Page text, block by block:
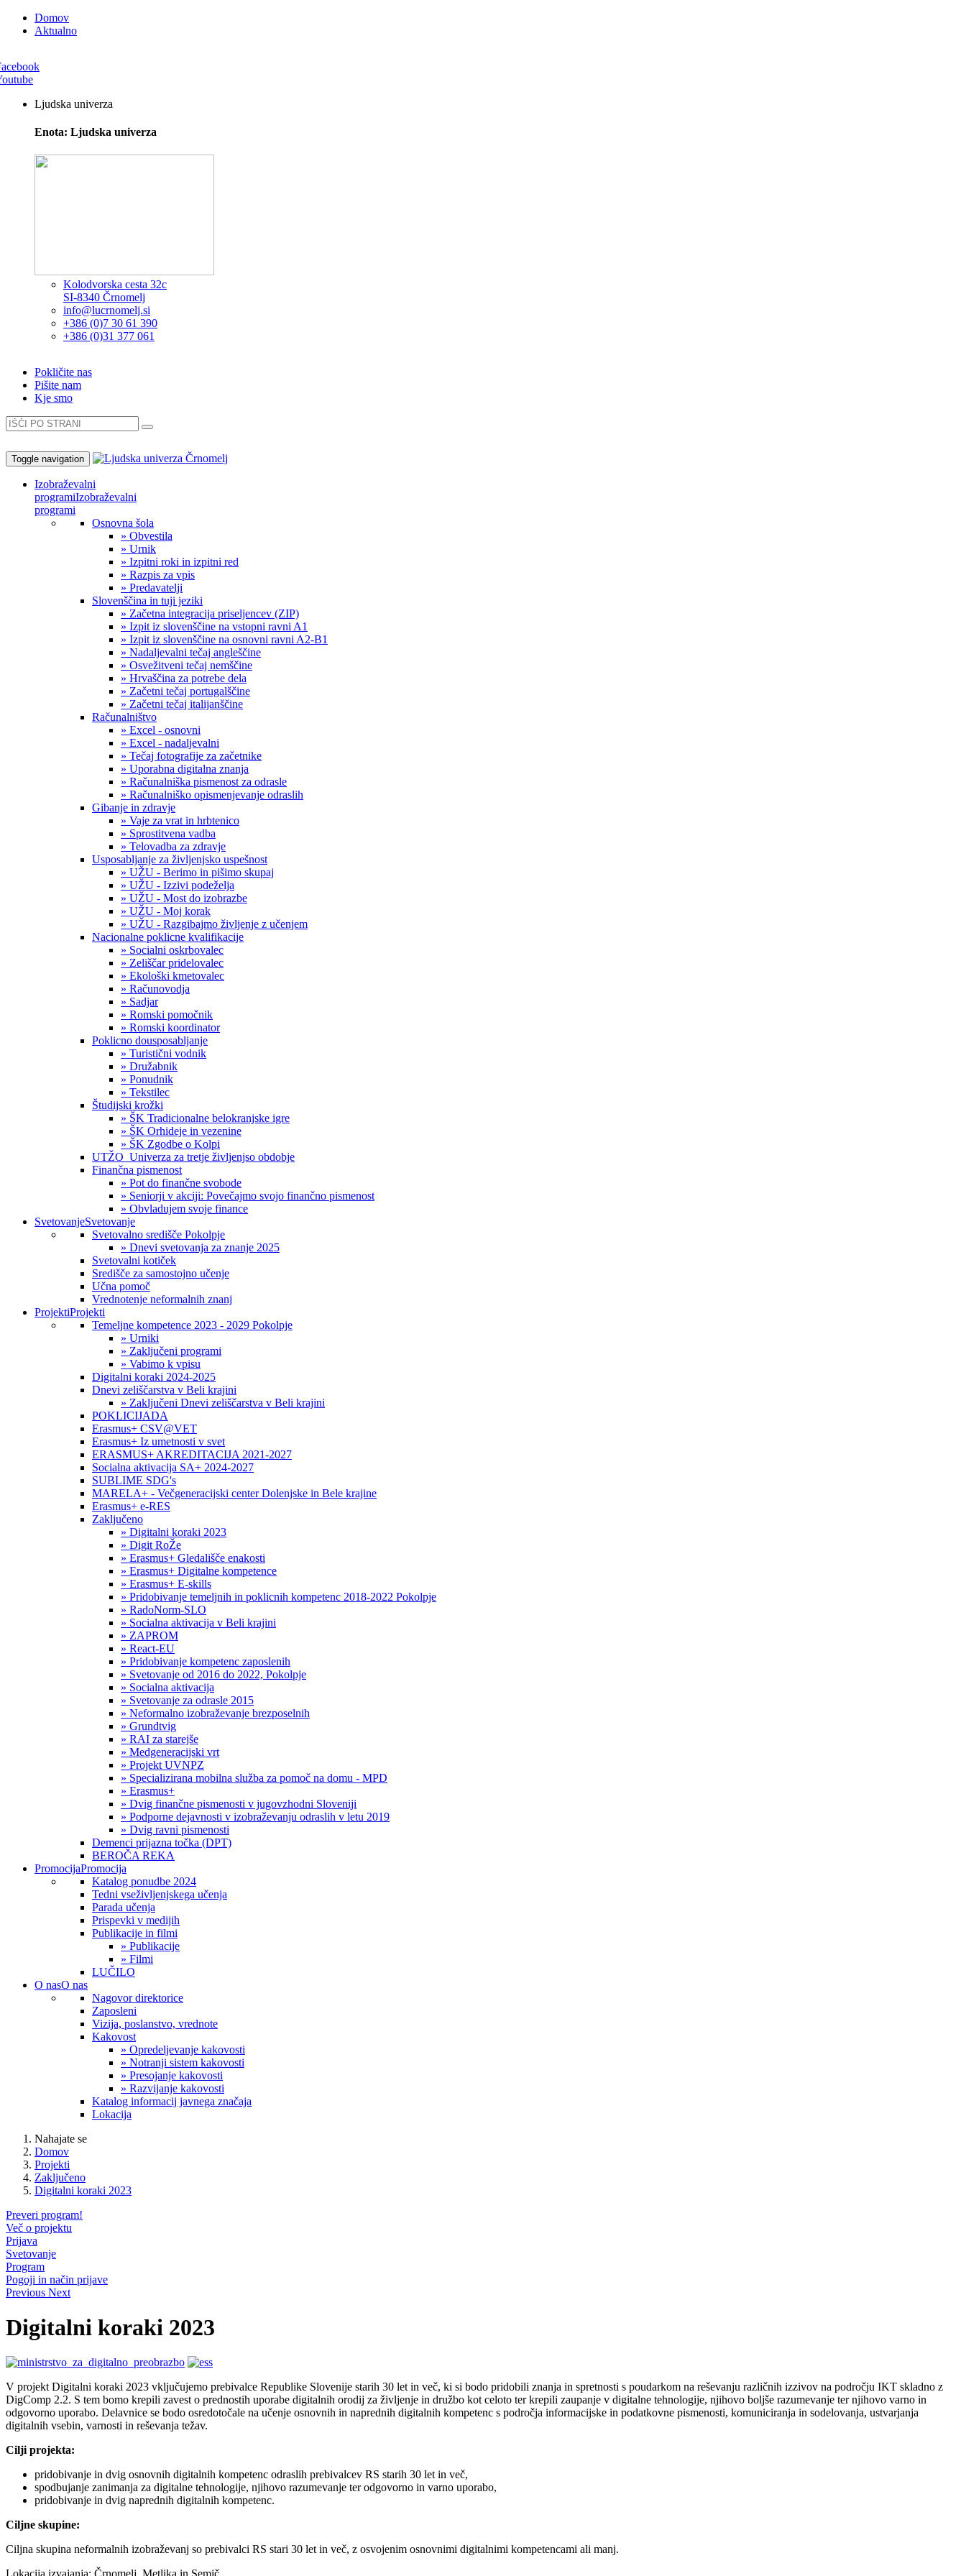
Domov
Aktualno
Ljudska univerza
Enota: Ljudska univerza
Kolodvorska cesta 32c
SI-8340 Črnomelj
info@lucrnomelj.si
+386 (0)7 30 61 390
+386 (0)31 377 061
Pokličite nas
Pišite nam
Kje smo
Toggle navigation
Izobraževalni
programiIzobraževalni
programi
Osnovna šola
» Obvestila
» Urnik
» Izpitni roki in izpitni red
» Razpis za vpis
» Predavatelji
Slovenščina in tuji jeziki
» Začetna integracija priseljencev (ZIP)
» Izpit iz slovenščine na vstopni ravni A1
» Izpit iz slovenščine na osnovni ravni A2-B1
» Nadaljevalni tečaj angleščine
» Osvežitveni tečaj nemščine
» Hrvaščina za potrebe dela
» Začetni tečaj portugalščine
» Začetni tečaj italijanščine
Računalništvo
» Excel - osnovni
» Excel - nadaljevalni
» Tečaj fotografije za začetnike
» Uporabna digitalna znanja
» Računalniška pismenost za odrasle
» Računalniško opismenjevanje odraslih
Gibanje in zdravje
» Vaje za vrat in hrbtenico
» Sprostitvena vadba
» Telovadba za zdravje
Usposabljanje za življenjsko uspešnost
» UŽU - Berimo in pišimo skupaj
» UŽU - Izzivi podeželja
» UŽU - Most do izobrazbe
» UŽU - Moj korak
» UŽU - Razgibajmo življenje z učenjem
Nacionalne poklicne kvalifikacije
» Socialni oskrbovalec
» Zeliščar pridelovalec
» Ekološki kmetovalec
» Računovodja
» Sadjar
» Romski pomočnik
» Romski koordinator
Poklicno dousposabljanje
» Turistični vodnik
» Družabnik
» Ponudnik
» Tekstilec
Študijski krožki
» ŠK Tradicionalne belokranjske igre
» ŠK Orhideje in vezenine
» ŠK Zgodbe o Kolpi
UTŽO_Univerza za tretje življenjso obdobje
Finančna pismenost
» Pot do finančne svobode
» Seniorji v akciji: Povečajmo svojo finančno pismenost
» Obvladujem svoje finance
SvetovanjeSvetovanje
Svetovalno središče Pokolpje
» Dnevi svetovanja za znanje 2025
Svetovalni kotiček
Središče za samostojno učenje
Učna pomoč
Vrednotenje neformalnih znanj
ProjektiProjekti
Temeljne kompetence 2023 - 2029 Pokolpje
» Urniki
» Zaključeni programi
» Vabimo k vpisu
Digitalni koraki 2024-2025
Dnevi zeliščarstva v Beli krajini
» Zaključeni Dnevi zeliščarstva v Beli krajini
POKLICIJADA
Erasmus+ CSV@VET
Erasmus+ Iz umetnosti v svet
ERASMUS+ AKREDITACIJA 2021-2027
Socialna aktivacija SA+ 2024-2027
SUBLIME SDG's
MARELA+ - Večgeneracijski center Dolenjske in Bele krajine
Erasmus+ e-RES
Zaključeno
» Digitalni koraki 2023
» Digit RoŽe
» Erasmus+ Gledališče enakosti
» Erasmus+ Digitalne kompetence
» Erasmus+ E-skills
» Pridobivanje temeljnih in poklicnih kompetenc 2018-2022 Pokolpje
» RadoNorm-SLO
» Socialna aktivacija v Beli krajini
» ZAPROM
» React-EU
» Pridobivanje kompetenc zaposlenih
» Svetovanje od 2016 do 2022, Pokolpje
» Socialna aktivacija
» Svetovanje za odrasle 2015
» Neformalno izobraževanje brezposelnih
» Grundtvig
» RAI za starejše
» Medgeneracijski vrt
» Projekt UVNPZ
» Specializirana mobilna služba za pomoč na domu - MPD
» Erasmus+
» Dvig finančne pismenosti v jugovzhodni Sloveniji
» Podporne dejavnosti v izobraževanju odraslih v letu 2019
» Dvig ravni pismenosti
Demenci prijazna točka (DPT)
BEROČA REKA
PromocijaPromocija
Katalog ponudbe 2024
Tedni vseživljenjskega učenja
Parada učenja
Prispevki v medijih
Publikacije in filmi
» Publikacije
» Filmi
LUČILO
O nasO nas
Nagovor direktorice
Zaposleni
Vizija, poslanstvo, vrednote
Kakovost
» Opredeljevanje kakovosti
» Notranji sistem kakovosti
» Presojanje kakovosti
» Razvijanje kakovosti
Katalog informacij javnega značaja
Lokacija
Nahajate se
Domov
Projekti
Zaključeno
Digitalni koraki 2023
Preveri program!
Več o projektu
Prijava
Svetovanje
Program
Pogoji in način prijave
Previous Next
Digitalni koraki 2023
V projekt Digitalni koraki 2023 vključujemo prebivalce Republike Slovenije starih 30 let in več, ki si bodo pridobili znanja in spretnosti s poudarkom na reševanju različnih izzivov na področju IKT skladno z
DigComp 2.2. S tem bomo krepili zavest o prednostih uporabe digitalnih orodij za življenje in družbo kot celoto ter krepili zaupanje v digitalne tehnologije, njihovo boljše razumevanje ter njihovo varno in
odgovorno uporabo. Delavnice se bodo osredotočale na učenje osnovnih in naprednih digitalnih kompetenc s področja informacijske in podatkovne pismenosti, komuniciranja in sodelovanja, ustvarjanja
digitalnih vsebin, varnosti in reševanja težav.
Cilji projekta:
pridobivanje in dvig osnovnih digitalnih kompetenc odraslih prebivalcev RS starih 30 let in več,
spodbujanje zanimanja za digitalne tehnologije, njihovo razumevanje ter odgovorno in varno uporabo,
pridobivanje in dvig naprednih digitalnih kompetenc.
Ciljne skupine:
Ciljna skupina neformalnih izobraževanj so prebivalci RS stari 30 let in več, z osvojenim osnovnimi digitalnimi kompetencami ali manj.